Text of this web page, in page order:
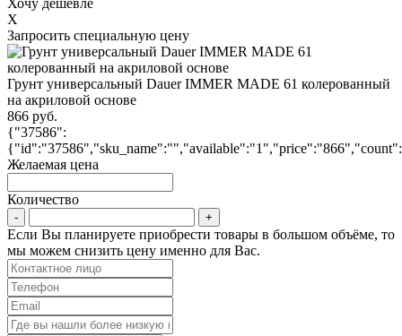
X
Запросить специальную цену
Грунт универсальный Dauer IMMER MADE 61 колерованный
на акриловой основе
866 руб.
{"37586":
Желаемая цена
Количество
Если Вы планируете приобрести товары в большом объёме, то
мы можем снизить цену именно для Вас.